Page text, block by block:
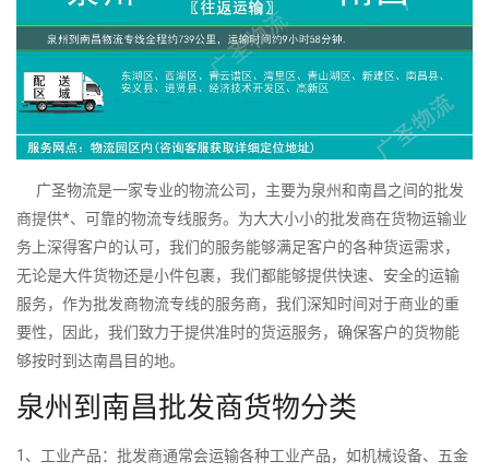
广圣物流是一家专业的物流公司，主要为泉州和南昌之间的批发
商提供*、可靠的物流专线服务。为大大小小的批发商在货物运输业
务上深得客户的认可，我们的服务能够满足客户的各种货运需求，
无论是大件货物还是小件包裹，我们都能够提供快速、安全的运输
服务，作为批发商物流专线的服务商，我们深知时间对于商业的重
要性，因此，我们致力于提供准时的货运服务，确保客户的货物能
够按时到达南昌目的地。
泉州到南昌批发商货物分类
1、工业产品：批发商通常会运输各种工业产品，如机械设备、五金